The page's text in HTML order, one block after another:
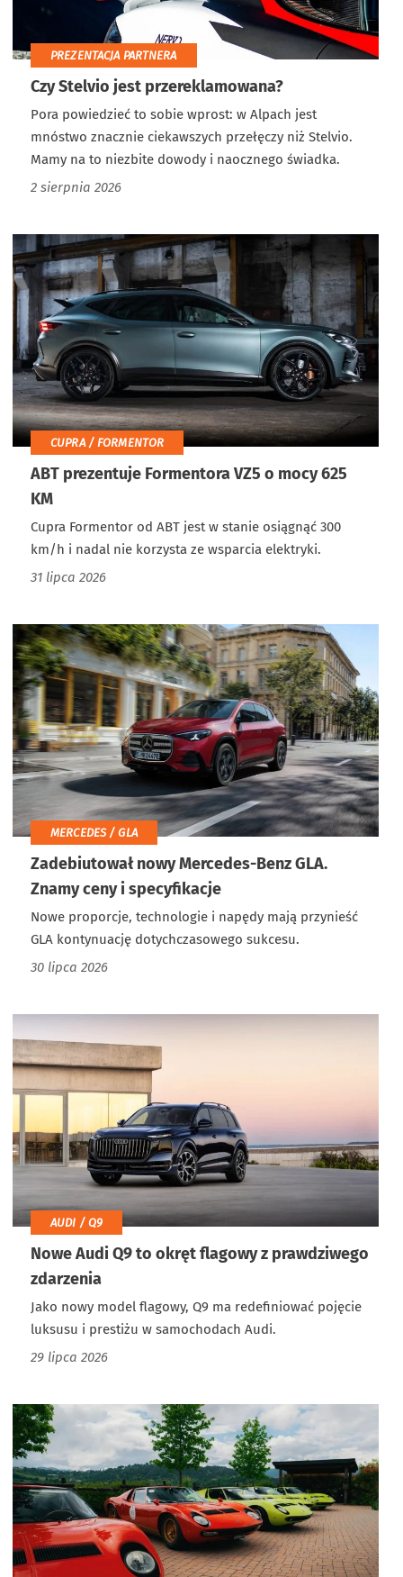
PREZENTACJA PARTNERA
Czy Stelvio jest przereklamowana?
Pora powiedzieć to sobie wprost: w Alpach jest
mnóstwo znacznie ciekawszych przełęczy niż Stelvio.
Mamy na to niezbite dowody i naocznego świadka.
2 sierpnia 2026
CUPRA / FORMENTOR
ABT prezentuje Formentora VZ5 o mocy 625
KM
Cupra Formentor od ABT jest w stanie osiągnąć 300
km/h i nadal nie korzysta ze wsparcia elektryki.
31 lipca 2026
MERCEDES / GLA
Zadebiutował nowy Mercedes-Benz GLA.
Znamy ceny i specyfikacje
Nowe proporcje, technologie i napędy mają przynieść
GLA kontynuację dotychczasowego sukcesu.
30 lipca 2026
AUDI / Q9
Nowe Audi Q9 to okręt flagowy z prawdziwego
zdarzenia
Jako nowy model flagowy, Q9 ma redefiniować pojęcie
luksusu i prestiżu w samochodach Audi.
29 lipca 2026